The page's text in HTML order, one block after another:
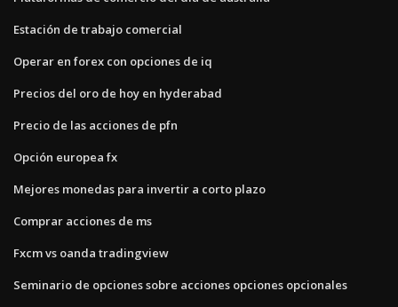
Estación de trabajo comercial
Operar en forex con opciones de iq
Precios del oro de hoy en hyderabad
Precio de las acciones de pfn
Opción europea fx
Mejores monedas para invertir a corto plazo
Comprar acciones de ms
Fxcm vs oanda tradingview
Seminario de opciones sobre acciones opciones opcionales